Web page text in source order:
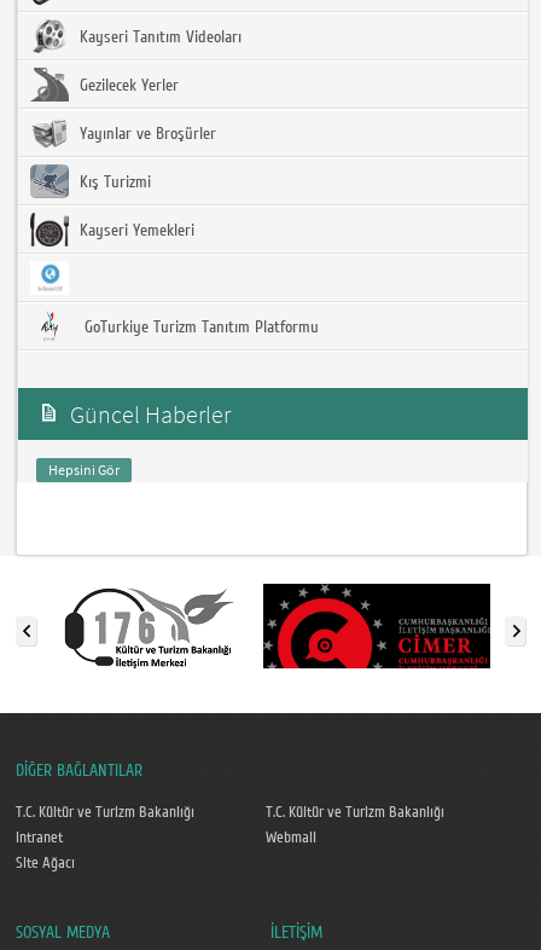
Kayseri Tanıtım Videoları
Gezilecek Yerler
Yayınlar ve Broşürler
Kış Turizmi
Kayseri Yemekleri
GoTurkiye Turizm Tanıtım Platformu
Güncel Haberler
Hepsini Gör
DİĞER BAĞLANTILAR
T.C. Kültür ve Turizm Bakanlığı
T.C. Kültür ve Turizm Bakanlığı
Intranet
Webmail
Site Ağacı
SOSYAL MEDYA İLETİŞİM